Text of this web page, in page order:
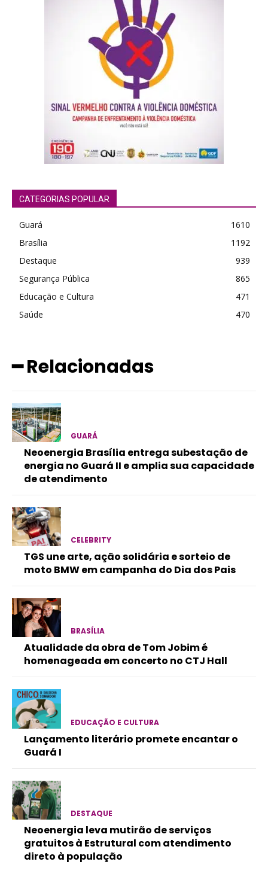
CATEGORIAS POPULAR
Guará
1610
Brasília
1192
Destaque
939
Segurança Pública
865
Educação e Cultura
471
Saúde
470
━ Relacionadas
GUARÁ
Neoenergia Brasília entrega subestação de
energia no Guará II e amplia sua capacidade
de atendimento
CELEBRITY
TGS une arte, ação solidária e sorteio de
moto BMW em campanha do Dia dos Pais
BRASÍLIA
Atualidade da obra de Tom Jobim é
homenageada em concerto no CTJ Hall
EDUCAÇÃO E CULTURA
Lançamento literário promete encantar o
Guará I
DESTAQUE
Neoenergia leva mutirão de serviços
gratuitos à Estrutural com atendimento
direto à população